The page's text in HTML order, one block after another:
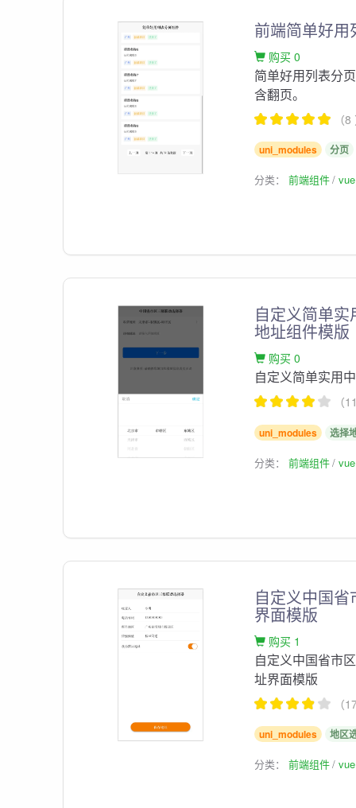
前端简单好
购买 0
简单好用列表分
含翻页。
（
uni_modules 分页
分类：前端组件
自定义简单
地址组件模版
购买 0
自定义简单实用
（
uni_modules 选择
分类：前端组件
自定义中国
界面模版
购买 1
自定义中国省市
址界面模版
（
uni_modules 地区
分类：前端组件